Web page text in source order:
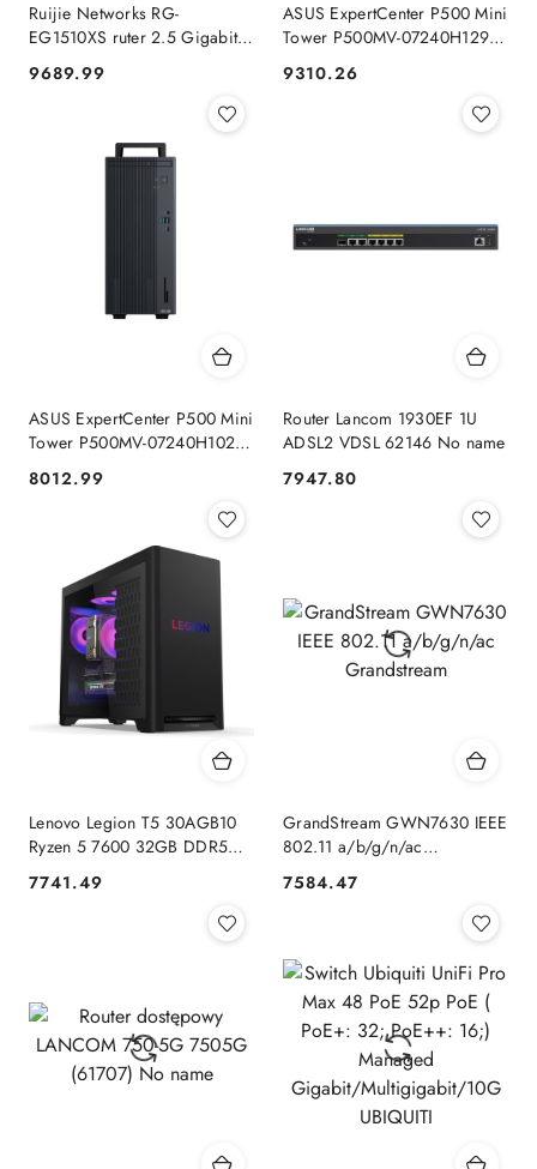
Ruijie Networks RG-
EG1510XS ruter 2.5 Gigabit
Ethernet, Gigabit Ethernet
Srebrny Ruijie
Cena:
9689.99
ASUS ExpertCenter P500 Mini
Tower P500MV-07240H129X
Intel Core 7 240H 32 GB
DDR5-SDRAM 1 TB SSD
Windows 11 Pro PC Szary No
Cena:
9310.26
ASUS ExpertCenter P500 Mini
Tower P500MV-07240H102X
DDR5-SDRAM 1 TB SSD
Windows 11 Pro PC Szary No
Cena:
8012.99
Router Lancom 1930EF 1U
ADSL2 VDSL 62146 No name
Cena:
7947.80
Lenovo Legion T5 30AGB10
Ryzen 5 7600 32GB DDR5
5600 SSD1TB GeForce RTX
5060 8GB 500W NoOS
Cena:
7741.49
GrandStream GWN7630 IEEE
802.11 a/b/g/n/ac
Grandstream
Cena:
7584.47